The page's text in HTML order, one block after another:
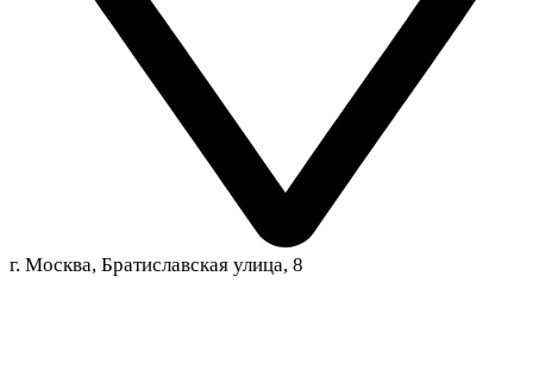
г. Москва, Братиславская улица, 8